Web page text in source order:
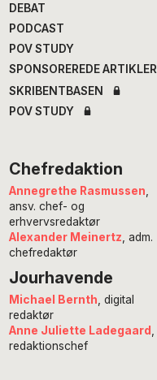
DEBAT
PODCAST
POV STUDY
SPONSOREREDE ARTIKLER
SKRIBENTBASEN
POV STUDY
Chefredaktion
Annegrethe Rasmussen
ansv. chef- og
erhvervsredaktør
Alexander Meinertz , adm.
chefredaktør
Jourhavende
Michael Bernth , digital
redaktør
Anne Juliette Ladegaard
redaktionschef